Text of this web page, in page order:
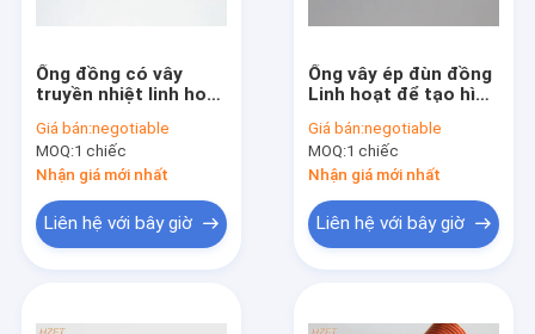
Ống đồng có vây
truyền nhiệt linh hoạt
đồng trục Đường kính
bên trong 10,2mm
Giá bán:negotiable
MOQ:1 chiếc
Nhận giá mới nhất
Liên hệ với bây giờ
Ống vây ép đùn đồng
Linh hoạt để tạo hình
Giá bán:negotiable
MOQ:1 chiếc
Nhận giá mới nhất
Liên hệ với bây giờ